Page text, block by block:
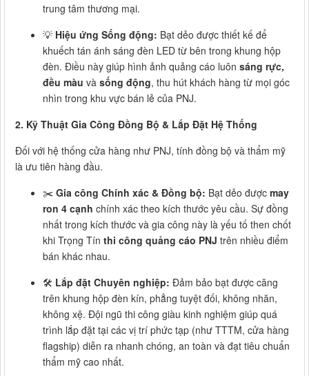
trung tâm thương mại.
💡 Hiệu ứng Sống động: Bạt dẻo được thiết kế để
khuếch tán ánh sáng đèn LED từ bên trong khung hộp
đèn. Điều này giúp hình ảnh quảng cáo luôn sáng rực,
đều màu và sống động, thu hút khách hàng từ mọi góc
nhìn trong khu vực bán lẻ của PNJ.
2. Kỹ Thuật Gia Công Đồng Bộ & Lắp Đặt Hệ Thống
Đối với hệ thống cửa hàng như PNJ, tính đồng bộ và thẩm mỹ
là ưu tiên hàng đầu.
✂️ Gia công Chính xác & Đồng bộ: Bạt dẻo được may
ron 4 cạnh chính xác theo kích thước yêu cầu. Sự đồng
nhất trong kích thước và gia công này là yếu tố then chốt
khi Trọng Tín thi công quảng cáo PNJ trên nhiều điểm
bán khác nhau.
🛠️ Lắp đặt Chuyên nghiệp: Đảm bảo bạt được căng
trên khung hộp đèn kín, phẳng tuyệt đối, không nhăn,
không xệ. Đội ngũ thi công giàu kinh nghiệm giúp quá
trình lắp đặt tại các vị trí phức tạp (như TTTM, cửa hàng
flagship) diễn ra nhanh chóng, an toàn và đạt tiêu chuẩn
thẩm mỹ cao nhất.